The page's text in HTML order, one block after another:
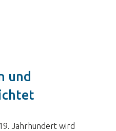
und
Jahrhundert wird